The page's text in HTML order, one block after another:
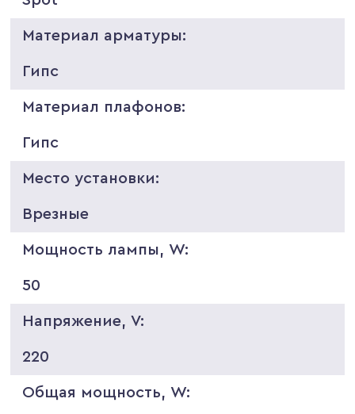
Материал арматуры:
Гипс
Материал плафонов:
Гипс
Место установки:
Врезные
Мощность лампы, W:
50
Напряжение, V:
220
Общая мощность, W: